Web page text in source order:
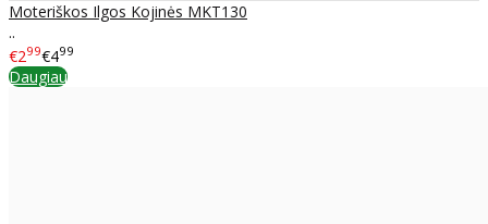
Moteriškos Ilgos Kojinės MKT130
..
€299€499
Daugiau